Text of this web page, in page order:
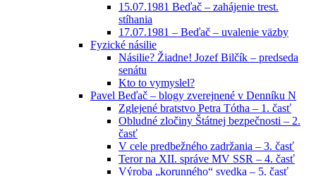
15.07.1981 Beďač – zahájenie trest.
stíhania
17.07.1981 – Beďač – uvalenie väzby
Fyzické násilie
Násilie? Žiadne! Jozef Bilčík – predseda
senátu
Kto to vymyslel?
Pavel Beďač – blogy zverejnené v Denníku N
Zglejené bratstvo Petra Tótha – 1. časť
Obludné zločiny Štátnej bezpečnosti – 2.
časť
V cele predbežného zadržania – 3. časť
Teror na XII. správe MV SSR – 4. časť
Výroba „korunného“ svedka – 5. časť